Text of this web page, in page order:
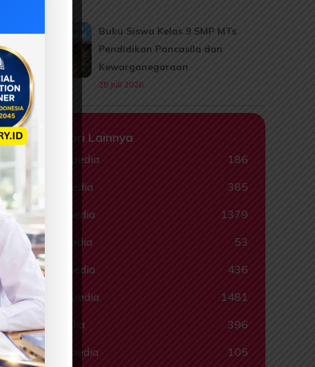
Buku Siswa Kelas 9 SMP MTs
Pendidikan Pancasila dan
Kewarganegaraan
25 Juli 2026
Kategori Lainnya
Animalpedia
186
Ceritapedia
385
Ebookpedia
1379
Hadispedia
53
Komikpedia
436
Muslimpedia
1481
Quispedia
396
Ragampedia
105